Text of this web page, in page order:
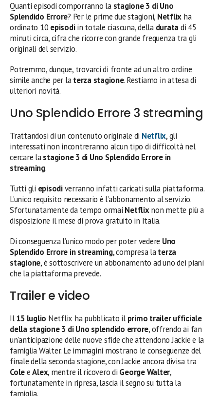
Quanti episodi comporranno la stagione 3 di Uno
Splendido Errore? Per le prime due stagioni, Netflix ha
ordinato 10 episodiin totale ciascuna, della duratadi 45
minuti circa, cifra che ricorre con grande frequenza tra gli
originali del servizio.
Potremmo, dunque, trovarci di fronte ad un altro ordine
simile anche per laterza stagione. Restiamo in attesa di
ulteriori novità.
Uno Splendido Errore 3 streaming
Trattandosi di un contenuto originale di Netflix, gli
interessati non incontreranno alcun tipo di difficoltà nel
cercare lastagione 3 di Uno Splendido Errore in
streaming.
Tutti gli episodiverranno infatti caricati sulla piattaforma.
L’unico requisito necessario è l’abbonamento al servizio.
Sfortunatamente da tempo ormai Netflixnon mette più a
disposizione il mese di prova gratuito in Italia.
Di conseguenza l’unico modo per poter vedere Uno
Splendido Errore in streaming, compresa laterza
stagione, è sottoscrivere un abbonamento ad uno dei piani
che la piattaforma prevede.
Trailer e video
Il15 luglio Netflix ha pubblicato il primo trailer ufficiale
della stagione 3 di Uno splendido errore, offrendo ai fan
un’anticipazione delle nuove sfide che attendono Jackie e la
famiglia Walter. Le immagini mostrano le conseguenze del
finale della seconda stagione, con Jackie ancora divisa tra
ColeeAlex, mentre il ricovero di George Walter,
fortunatamente in ripresa, lascia il segno su tutta la
famiglia.